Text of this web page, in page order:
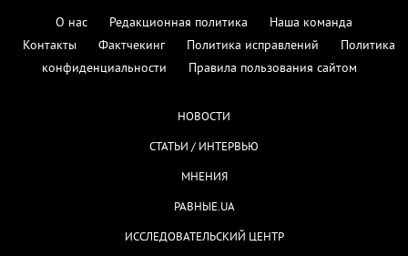
О нас Редакционная политика
Наша команда
Контакты
Фактчекинг Политика исправлений
Политика
конфиденциальности
Правила пользования сайтом
НОВОСТИ
СТАТЬИ / ИНТЕРВЬЮ
МНЕНИЯ
РАВНЫЕ.UA
ИССЛЕДОВАТЕЛЬСКИЙ ЦЕНТР